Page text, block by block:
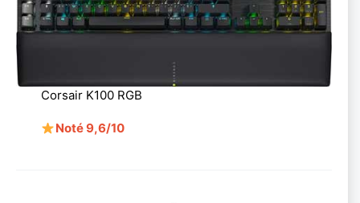
Corsair K100 RGB
Noté 9,6/10